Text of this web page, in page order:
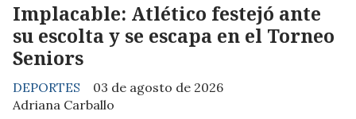
Implacable: Atlético festejó ante
su escolta y se escapa en el Torneo
Seniors
Adriana Carballo
DEPORTES 03 de agosto de 2026